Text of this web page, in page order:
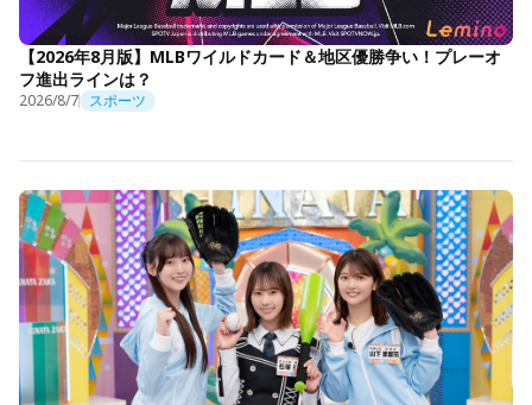
【2026年8月版】MLBワイルドカード＆地区優勝争い！プレーオ
フ進出ラインは？
2026/8/7 スポーツ